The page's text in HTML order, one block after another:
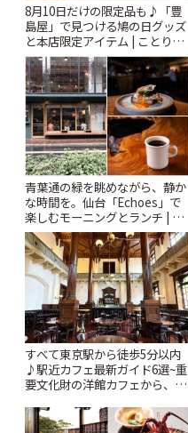
8月10日だけの限定品も♪「豊
島屋」で見つける鳩の日グッズ
と本店限定アイテム | ことりっ
ぷ
青葉通の緑を眺めながら、静か
な時間を。仙台「Echoes」で
楽しむモーニングとランチ | こ
とりっぷ
すべて東京駅から徒歩5分以内
♪駅近カフェ最新ガイド6選~重
要文化財の洋館カフェから、改
りっぷ